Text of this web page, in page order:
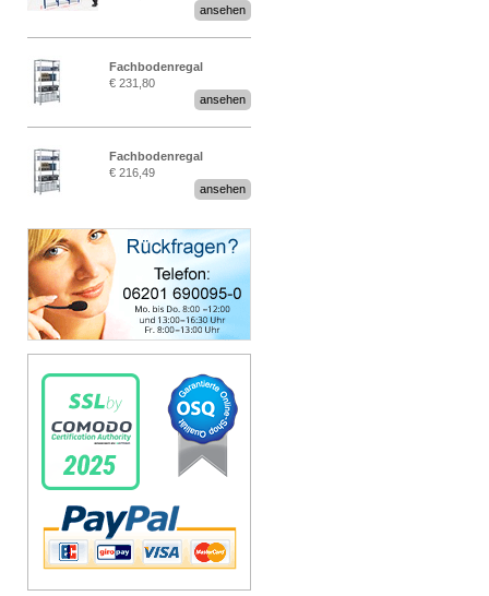
2,25 Meter breit
ansehen
Fachbodenregal
Stecksystem MultiPlus
€ 231,80
ansehen
Fachbodenregal
Stecksystem MultiPlus
€ 216,49
ansehen